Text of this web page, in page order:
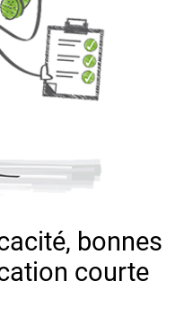
bonnes
courte